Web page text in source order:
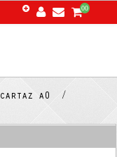
00
cartaz a0 /